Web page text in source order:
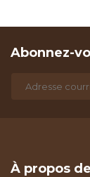
Abonnez-
À propos